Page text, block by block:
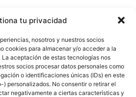
tu privacidad
nosotros y nuestros socios
cookies para almacenar y/o acceder a la
aceptación de estas tecnologías nos
socios procesar datos personales como
o identificaciones únicas (IDs) en este
) personalizados. No consentir o retirar el
negativamente a ciertas características y